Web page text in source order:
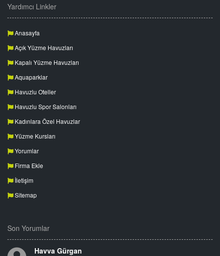
Yardımcı Linkler
Anasayfa
Açık Yüzme Havuzları
Kapalı Yüzme Havuzları
Aquaparklar
Havuzlu Oteller
Havuzlu Spor Salonları
Kadınlara Özel Havuzlar
Yüzme Kursları
Yorumlar
Firma Ekle
İletişim
Sitemap
Son Yorumlar
Havva Gürgan